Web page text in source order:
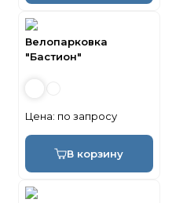
Велопарковка
"Бастион"
Цена: по запросу
В корзину